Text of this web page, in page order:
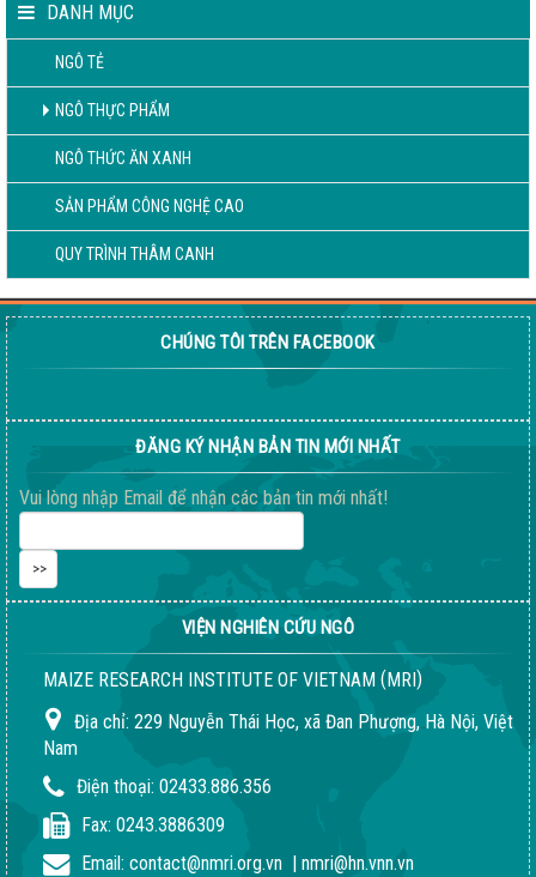
DANH MỤC
NGÔ TẺ
NGÔ THỰC PHẨM
NGÔ THỨC ĂN XANH
SẢN PHẨM CÔNG NGHỆ CAO
QUY TRÌNH THÂM CANH
CHÚNG TÔI TRÊN FACEBOOK
ĐĂNG KÝ NHẬN BẢN TIN MỚI NHẤT
Vui lòng nhập Email để nhận các bản tin mới nhất!
VIỆN NGHIÊN CỨU NGÔ
MAIZE RESEARCH INSTITUTE OF VIETNAM (MRI)
Địa chỉ: 229 Nguyễn Thái Học, xã Đan Phượng, Hà Nội, Việt
Nam
Điện thoại: 02433.886.356
Fax: 0243.3886309
Email: contact@nmri.org.vn | nmri@hn.vnn.vn